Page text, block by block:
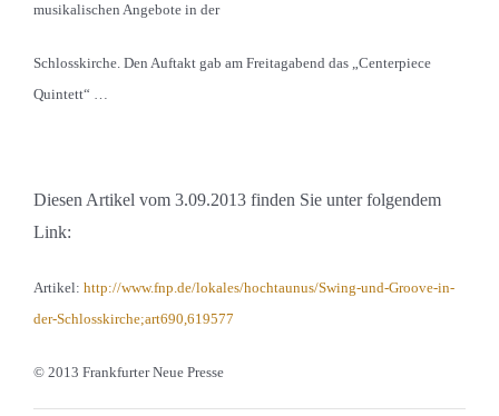
musikalischen Angebote in der
Schlosskirche. Den Auftakt gab am Freitagabend das „Centerpiece
Quintett“ …
Diesen Artikel vom 3.09.2013 finden Sie unter folgendem
Link:
Artikel: http://www.fnp.de/lokales/hochtaunus/Swing-und-Groove-in-
der-Schlosskirche;art690,619577
© 2013 Frankfurter Neue Presse